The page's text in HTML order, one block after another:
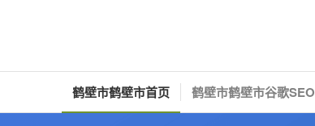
鹤壁市鹤壁市首页 鹤壁市鹤壁市谷歌SEO